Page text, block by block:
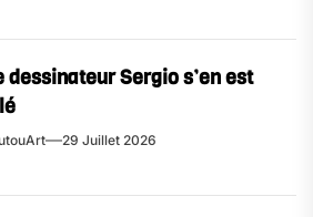
dessinateur Sergio s’en est
29 Juillet 2026